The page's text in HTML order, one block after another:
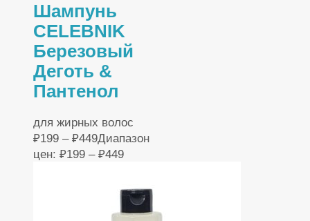
Шампунь
CELEBNIK
Березовый
Деготь &
Пантенол
для жирных волос
₽199 – ₽449Диапазон
цен: ₽199 – ₽449